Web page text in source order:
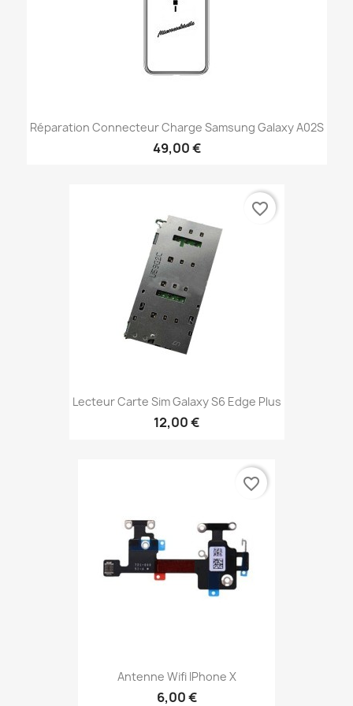
Réparation Connecteur Charge Samsung Galaxy A02S
49,00 €
Lecteur Carte Sim Galaxy S6 Edge Plus
12,00 €
favorite_border
Antenne Wifi IPhone X
6,00 €
favorite_border